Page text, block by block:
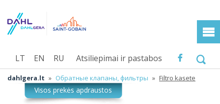
Atsiliepimai ir pastabos
LT EN RU
dahlgera.lt » Обратные клапаны, фильтры » Filtro kasete